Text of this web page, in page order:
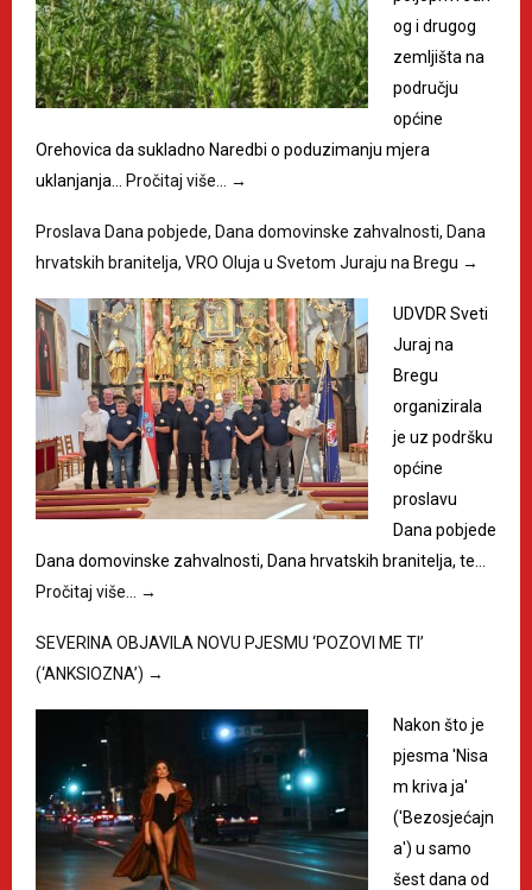
og i drugog
zemljišta na
području
općine
Orehovica da sukladno Naredbi o poduzimanju mjera
uklanjanja… Pročitaj više… →
Proslava Dana pobjede, Dana domovinske zahvalnosti, Dana
hrvatskih branitelja, VRO Oluja u Svetom Juraju na Bregu →
UDVDR Sveti
Juraj na
Bregu
organizirala
je uz podršku
općine
proslavu
Dana pobjede
Dana domovinske zahvalnosti, Dana hrvatskih branitelja, te…
Pročitaj više…
→
SEVERINA OBJAVILA NOVU PJESMU ‘POZOVI ME TI’
(‘ANKSIOZNA’) →
Nakon što je
pjesma 'Nisa
m kriva ja'
('Bezosjećajn
a') u samo
šest dana od